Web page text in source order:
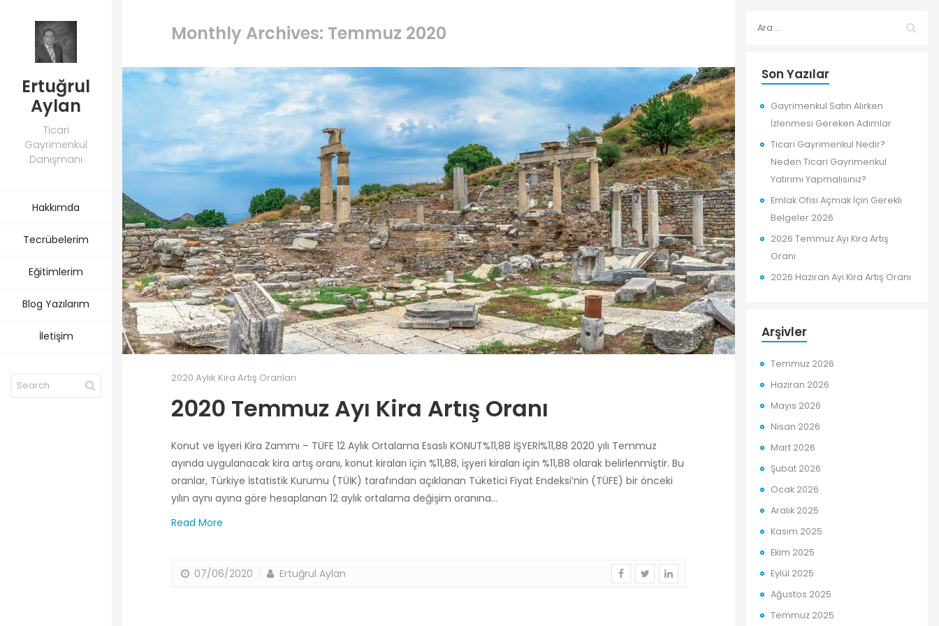
Ertuğrul
Aylan
Ticari
Gayrimenkul
Danışmanı
Hakkımda
Tecrübelerim
Eğitimlerim
Blog Yazılarım
İletişim
Monthly Archives: Temmuz 2020
2020 Aylık Kira Artış Oranları
2020 Temmuz Ayı Kira Artış Oranı
Konut ve İşyeri Kira Zammı – TÜFE 12 Aylık Ortalama Esaslı KONUT%11,88 İŞYERİ%11,88 2020 yılı Temmuz
ayında uygulanacak kira artış oranı, konut kiraları için %11,88, işyeri kiraları için %11,88 olarak belirlenmiştir. Bu
oranlar, Türkiye İstatistik Kurumu (TÜİK) tarafından açıklanan Tüketici Fiyat Endeksi’nin (TÜFE) bir önceki
yılın aynı ayına göre hesaplanan 12 aylık ortalama değişim oranına…
Read More
07/06/2020 Ertuğrul Aylan
Son Yazılar
Gayrimenkul Satın Alırken
İzlenmesi Gereken Adımlar
Ticari Gayrimenkul Nedir?
Neden Ticari Gayrimenkul
Yatırımı Yapmalısınız?
Emlak Ofisi Açmak İçin Gerekli
Belgeler 2026
2026 Temmuz Ayı Kira Artış
Oranı
2026 Haziran Ayı Kira Artış Oranı
Arşivler
Temmuz 2026
Haziran 2026
Mayıs 2026
Nisan 2026
Mart 2026
Şubat 2026
Ocak 2026
Aralık 2025
Kasım 2025
Ekim 2025
Eylül 2025
Ağustos 2025
Temmuz 2025